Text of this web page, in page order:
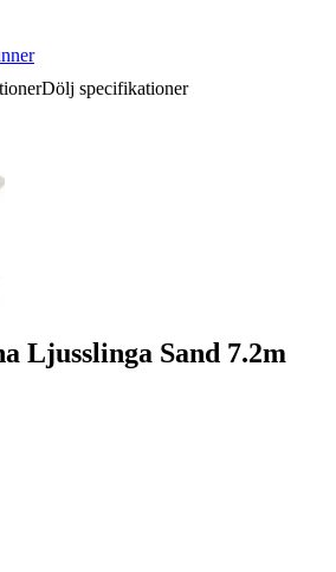
Dölj specifikationer
Ljusslinga Sand 7.2m